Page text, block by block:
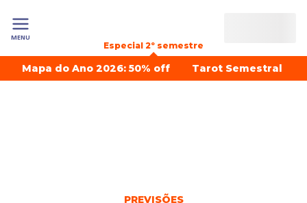
MENU
Especial 2º semestre
Mapa do Ano 2026: 50% off Tarot Semestral
PREVISÕES